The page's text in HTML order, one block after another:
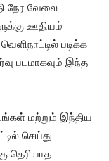
நேர வேலை
ஊதியம்
படிக்க
படமாகவும் இந்த
மற்றும் இந்திய
செய்து
தெரியாத